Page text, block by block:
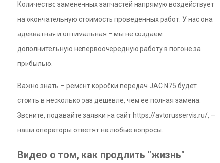
Количество замененных запчастей напрямую воздействует
на окончательную стоимость проведенных работ. У нас она
адекватная и оптимальная – мы не создаем
дополнительную непервоочередную работу в погоне за
прибылью.
Важно знать – ремонт коробки передач JAC N75 будет
стоить в несколько раз дешевле, чем ее полная замена.
Звоните, подавайте заявки на сайт https://avtorusservis.ru/, –
наши операторы ответят на любые вопросы.
Видео о том, как продлить "жизнь"